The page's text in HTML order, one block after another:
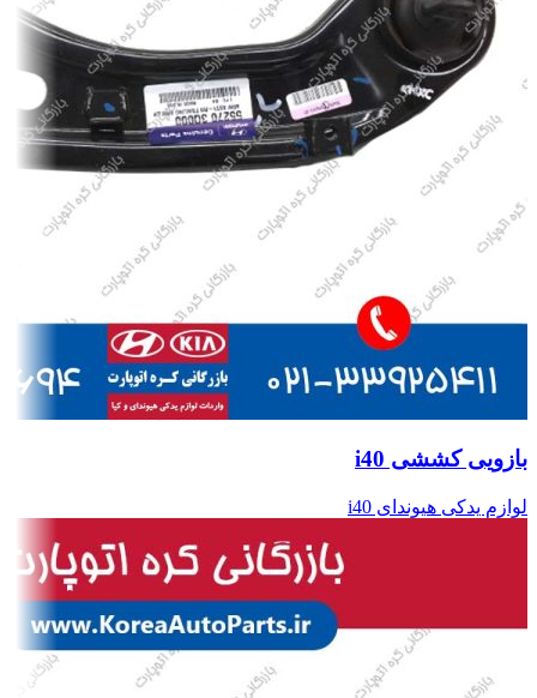
بازویی کششی i40
لوازم یدکی هیوندای i40